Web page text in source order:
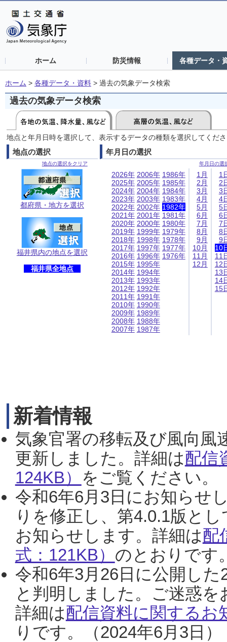
ホーム 防災情報 各種データ・
ホーム > 各種データ・資料 > 過去の気象データ検索
過去の気象データ検索
地点と年月日時を選択して、表示するデータの種類を選択してくだ
地点の選択
地点の選択をクリア
都府県・地方を選択
福井県内の地点を選択
福井県全地点
年月日の選択
年月日の選
2026年
2025年
2024年
2023年
2022年
2021年
2020年
2019年
2018年
2017年
2016年
2015年
2014年
2013年
2012年
2011年
2010年
2009年
2008年
2007年
2006年
2005年
2004年
2003年
2002年
2001年
2000年
1999年
1998年
1997年
1996年
1995年
1994年
1993年
1992年
1991年
1990年
1989年
1988年
1987年
1986年
1985年
1984年
1983年
1982年
1981年
1980年
1979年
1978年
1977年
1976年
1月
2月
3月
4月
5月
6月
7月
8月
9月
10月
11月
12月
1
2
3
4
5
6
7
8
9
10
11
12
13
14
15
新着情報
気象官署の移転及び風向風
更新しました。詳細は配信
124KB） をご覧ください。
令和6年6月3日にお知らせ
りを修正し、第4.0.1版と
お知らせします。詳細は配
式：121KB） のとおりです
令和6年3月26日に公開し
と判明しました。ご迷惑
詳細は配信資料に関するお
りです。（2024年6月3日）